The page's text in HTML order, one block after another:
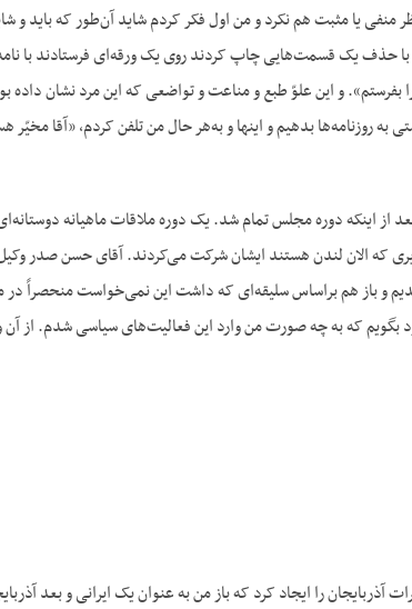
یا مثبت هم نکرد و من اول فکر کردم شاید آن‌طور که باید و
با حذف یک قسمت‌هایی چاپ کردند روی یک ورقه‌ای فرستادند با
بفرستم». و این علوّ طبع و مناعت و تواضعی که این مرد نشان
روزنامه‌ها بدهیم و اینها و به‌هر حال من تلفن کردم، «آقا
از اینکه دوره مجلس تمام شد. یک دوره ملاقات ماهیانه
که الان لندن هستند ایشان شرکت می‌کردند. آقای حسن صدر
و باز هم براساس سلیقه‌ای که داشت این نمی‌خواست منحصراً
بگویم که به چه صورت من وارد این فعالیت‌های سیاسی شدم. از
را ایجاد کرد که باز من به عنوان یک ایرانی و بعد